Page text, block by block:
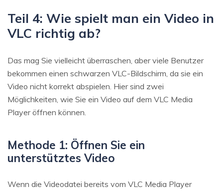
Teil 4: Wie spielt man ein Video in
VLC richtig ab?
Das mag Sie vielleicht überraschen, aber viele Benutzer
bekommen einen schwarzen VLC-Bildschirm, da sie ein
Video nicht korrekt abspielen. Hier sind zwei
Möglichkeiten, wie Sie ein Video auf dem VLC Media
Player öffnen können.
Methode 1: Öffnen Sie ein
unterstütztes Video
Wenn die Videodatei bereits vom VLC Media Player